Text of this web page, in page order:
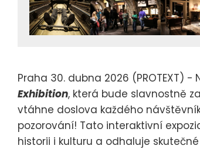
Praha 30. dubna 2026 (PROTEXT) -
Exhibition, která bude slavnostně
vtáhne doslova každého
pozorování! Tato interaktivní
historii i kulturu a odhaluje